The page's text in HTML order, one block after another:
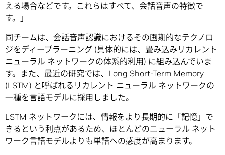
える場合などです。これらはすべて、会話音声の特徴で
す。」
同チームは、会話音声認識におけるその画期的なテクノロ
ジをディープラーニング (具体的には、畳み込みリカレント
ニューラル ネットワークの体系的利用) に組み込んでいま
す。また、最近の研究では、 Long Short-Term Memory
(LSTM) と呼ばれるリカレント ニューラル ネットワークの
一種を言語モデルに採用しました。
LSTM ネットワークには、情報をより長期的に「記憶」で
きるという利点があるため、ほとんどのニューラル ネット
ワーク言語モデルよりも単語への感度が高まります。